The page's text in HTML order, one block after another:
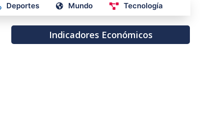
Deportes Mundo Tecnología
Indicadores Económicos